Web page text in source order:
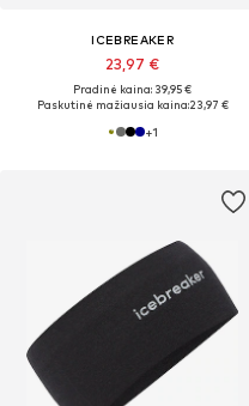
ICEBREAKER
23,97 €
Pradinė kaina: 39,95 €
Paskutinė mažiausia kaina:23,97 €
+1